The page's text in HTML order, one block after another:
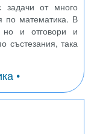
задачи от много
по математика. В
и отговори и
състезания, така
•